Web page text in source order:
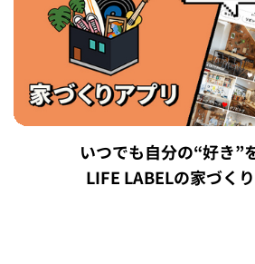
いつでも自分の“好き”
LIFE LABELの家づくり